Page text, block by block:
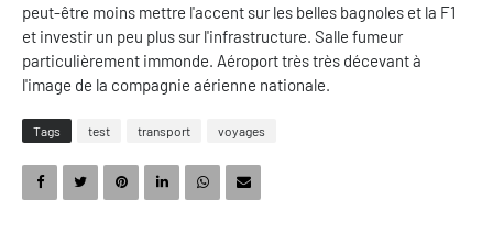
peut-être moins mettre l'accent sur les belles bagnoles et la F1
et investir un peu plus sur l'infrastructure. Salle fumeur
particulièrement immonde. Aéroport très très décevant à
l'image de la compagnie aérienne nationale.
Tags test transport voyages